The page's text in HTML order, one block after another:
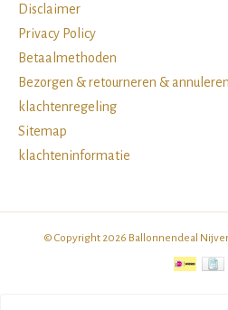
Disclaimer
Privacy Policy
Betaalmethoden
Bezorgen & retourneren & annuleren
klachtenregeling
Sitemap
klachteninformatie
© Copyright 2026 Ballonnendeal